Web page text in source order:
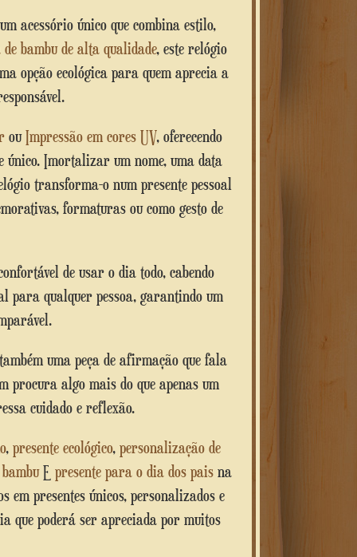
acessório único que combina estilo,
bambu de alta qualidade, este relógio
opção ecológica para quem aprecia a
ouImpressão em cores UV, oferecendo
Imortalizar um nome, uma data
transforma-o num presente pessoal
formaturas ou como gesto de
de usar o dia todo, cabendo
para qualquer pessoa, garantindo um
uma peça de afirmação que fala
procura algo mais do que apenas um
cuidado e reflexão.
, presente ecológico, personalização de
E presente para o dia dos paisna
em presentes únicos, personalizados e
que poderá ser apreciada por muitos